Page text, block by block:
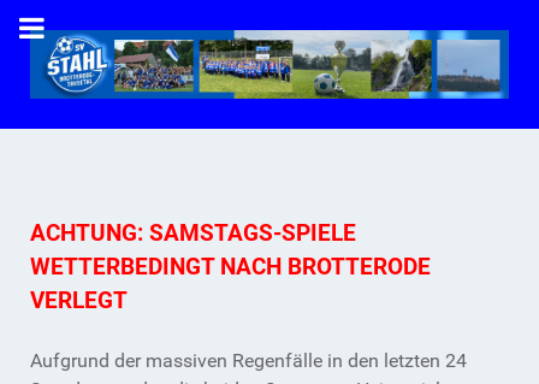
ACHTUNG: SAMSTAGS-SPIELE
WETTERBEDINGT NACH BROTTERODE
VERLEGT
Aufgrund der massiven Regenfälle in den letzten 24